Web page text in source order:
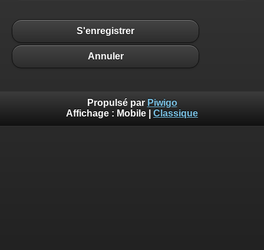
S'enregistrer
Annuler
Propulsé par Piwigo
Affichage : Mobile Classique